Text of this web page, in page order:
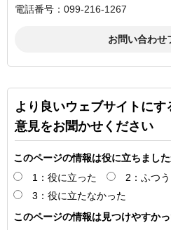
電話番号：099-216-1267
より良いウェブサイトに
意見をお聞かせください
このページの情報は役に立ちました
1：役に立った
2：ふつう
3：役に立たなかった
このページの情報は見つけやすか